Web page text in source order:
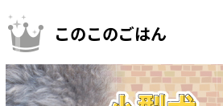
このこのごはん